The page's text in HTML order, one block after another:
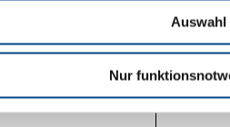
Auswahl
Nur
LOEL MA